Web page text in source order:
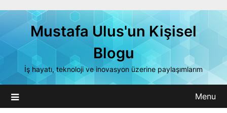
Mustafa Ulus'un Kişisel
Blogu
İş hayatı, teknoloji ve inovasyon üzerine paylaşımlarım
Menu